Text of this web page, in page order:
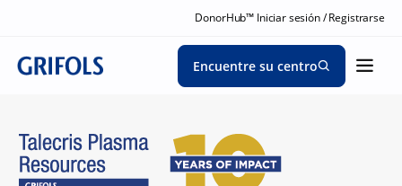
DonorHub™ Iniciar sesión / Registrarse
Encuentre su centro